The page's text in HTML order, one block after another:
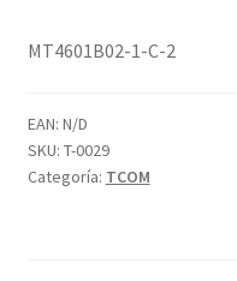
MT4601B02-1-C-2
EAN: N/D
SKU: T-0029
Categoría: TCOM